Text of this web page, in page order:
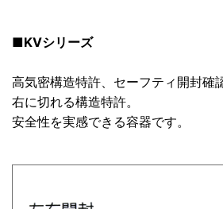
■KVシリーズ
高気密構造特許、セーフティ開封確
右に切れる構造特許。
安全性を実感できる容器です。